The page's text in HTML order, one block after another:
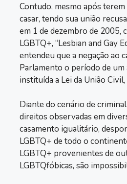
Contudo, mesmo após
casar, tendo sua união
em 1 de dezembro de 2005,
LGBTQ+, “Lesbian and Gay
entendeu que a negação ao
Parlamento o período de
instituída a Lei da União
Diante do cenário de
direitos observadas em
casamento igualitário,
LGBTQ+ de todo o
LGBTQ+ provenientes de
LGBTQfóbicas, são